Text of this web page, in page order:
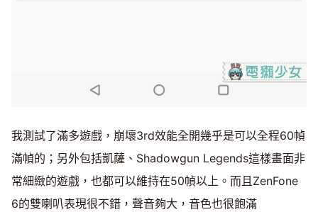
我測試了滿多遊戲，崩壞3rd效能全開幾乎是可以全程60幀
滿幀的；另外包括凱薩、Shadowgun Legends這樣畫面非
常細緻的遊戲，也都可以維持在50幀以上。而且ZenFone
6的雙喇叭表現很不錯，聲音夠大，音色也很飽滿